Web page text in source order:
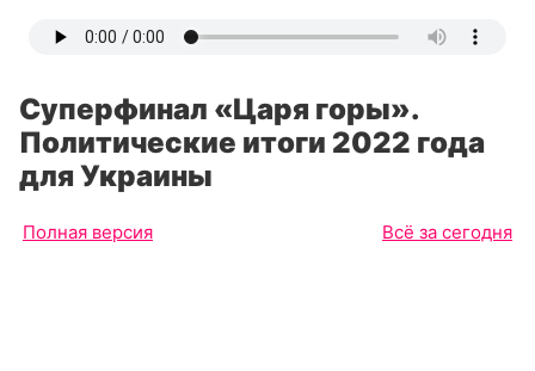
Суперфинал «Царя горы».
Политические итоги 2022 года
для Украины
Полная версия Всё за сегодня